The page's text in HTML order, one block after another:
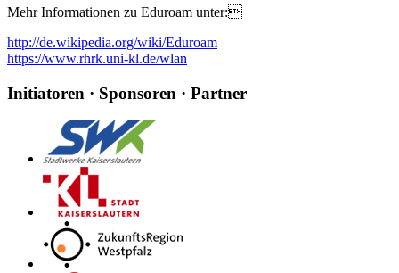
Mehr Informationen zu Eduroam unter:
http://de.wikipedia.org/wiki/Eduroam
https://www.rhrk.uni-kl.de/wlan
Initiatoren · Sponsoren · Partner